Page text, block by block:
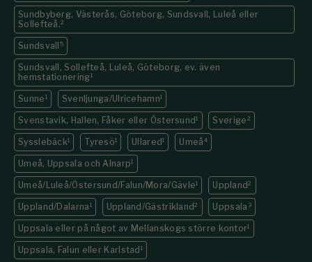
Sundbyberg, Västerås, Göteborg, Sundsvall, Luleå eller
Sollefteå.2
Sundsvall 5
Sundsvall, Sollefteå, Luleå, Göteborg, ev. även
hemstationering1
Sunne 1 Svenljunga/Ulricehamn1
Svenstavik, Hallen, Fåker eller Östersund1 Sverige 2
Sysslebäck1 Tyresö1 Ullared1 Umeå 4
Umeå, Uppsala och Alnarp1
Umeå/Luleå/Östersund/Falun/Mora/Gävle1 Uppland2
Uppland/Dalarna 1 Uppland/Gästrikland2 Uppsala 3
Uppsala eller på något av Mellanskogs större kontor1
Uppsala, Falun eller Karlstad 1